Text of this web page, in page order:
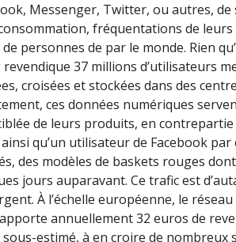
Messenger, Twitter, ou autres, de
fréquentations de
personnes de par le monde. Rien
37 millions d’utilisateurs
croisées et stockées dans des
ces données numériques
de leurs produits, en contrepartie
qu’un utilisateur de Facebook
des modèles de baskets rouges
jours auparavant. Ce trafic est
À l’échelle européenne, le
annuellement 32 euros de
estimé, à en croire de nombreux